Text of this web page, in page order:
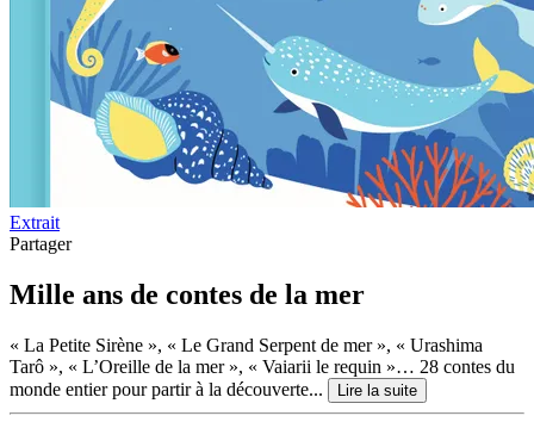
Extrait
Partager
Mille ans de contes de la mer
« La Petite Sirène », « Le Grand Serpent de mer », « Urashima
Tarô », « L’Oreille de la mer », « Vaiarii le requin »… 28 contes du
monde entier pour partir à la découverte...
Lire la suite